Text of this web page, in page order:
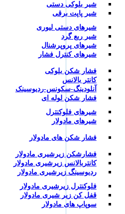
شیر بلوکی دستی
شیر پاپت برقی
شیرهای دستی لیوری
شیر ربع گرد
شیرهای پروپرشنال
شیرهای کنترل فشار
فشار شکن بلوکی
کانتر بالانس
آنلودینگ-سکونس-ردیوسینک
فشار شکن لوله ای
شیرهای فلوکنترل
شیرهای مادولار
فشار شکن های مادولار
فشارشکن زیرشیری مادولار
کانتربالانس زیرشیری مادولار
ردیوسینگ زیرشیری مادولار
فلوکنترل زیرشیری مادولار
قفل کن زیر شیری مادولار
سوپاپ های مادولار